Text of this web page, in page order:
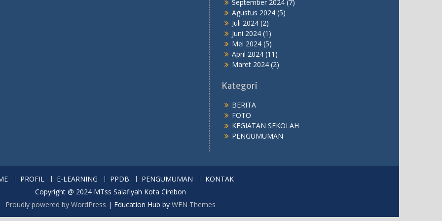
September 2024(7)
Agustus 2024(5)
Juli 2024(2)
Juni 2024(1)
Mei 2024(5)
April 2024(11)
Maret 2024(2)
Kategori
BERITA
FOTO
KEGIATAN SEKOLAH
PENGUMUMAN
PROFIL E-LEARNING PPDB PENGUMUMAN
KONTAK
Copyright @ 2024 MTss Salafiyah Kota Cirebon
Proudly powered by WordPress | Education Hub by WEN Themes